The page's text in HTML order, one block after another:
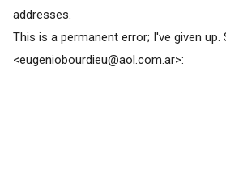
addresses.
This is a permanent error; I've given
<eugeniobourdieu@aol.com.ar>: